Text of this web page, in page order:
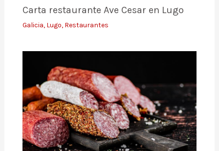
Carta restaurante Ave Cesar en Lugo
Galicia, Lugo, Restaurantes